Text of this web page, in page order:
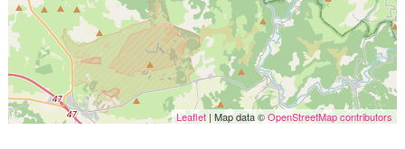
Leaflet | Map data ©OpenStreetMap contributors